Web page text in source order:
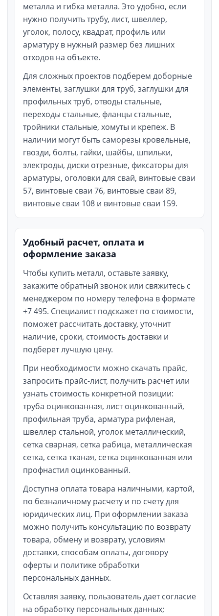
металла и гибка металла. Это удобно, если
нужно получить трубу, лист, швеллер,
уголок, полосу, квадрат, профиль или
арматуру в нужный размер без лишних
отходов на объекте.
Для сложных проектов подберем доборные
элементы, заглушки для труб, заглушки для
профильных труб, отводы стальные,
переходы стальные, фланцы стальные,
тройники стальные, хомуты и крепеж. В
наличии могут быть саморезы кровельные,
гвозди, болты, гайки, шайбы, шпильки,
электроды, диски отрезные, фиксаторы для
арматуры, оголовки для свай, винтовые сваи
57, винтовые сваи 76, винтовые сваи 89,
винтовые сваи 108 и винтовые сваи 159.
Удобный расчет, оплата и
оформление заказа
Чтобы купить металл, оставьте заявку,
закажите обратный звонок или свяжитесь с
менеджером по номеру телефона в формате
+7 495. Специалист подскажет по стоимости,
поможет рассчитать доставку, уточнит
наличие, сроки, стоимость доставки и
подберет лучшую цену.
При необходимости можно скачать прайс,
запросить прайс-лист, получить расчет или
узнать стоимость конкретной позиции:
труба оцинкованная, лист оцинкованный,
профильная труба, арматура рифленая,
швеллер стальной, уголок металлический,
сетка сварная, сетка рабица, металлическая
сетка, сетка тканая, сетка оцинкованная или
профнастил оцинкованный.
Доступна оплата товара наличными, картой,
по безналичному расчету и по счету для
юридических лиц. При оформлении заказа
можно получить консультацию по возврату
товара, обмену и возврату, условиям
доставки, способам оплаты, договору
оферты и политике обработки
персональных данных.
Оставляя заявку, пользователь дает согласие
на обработку персональных данных;